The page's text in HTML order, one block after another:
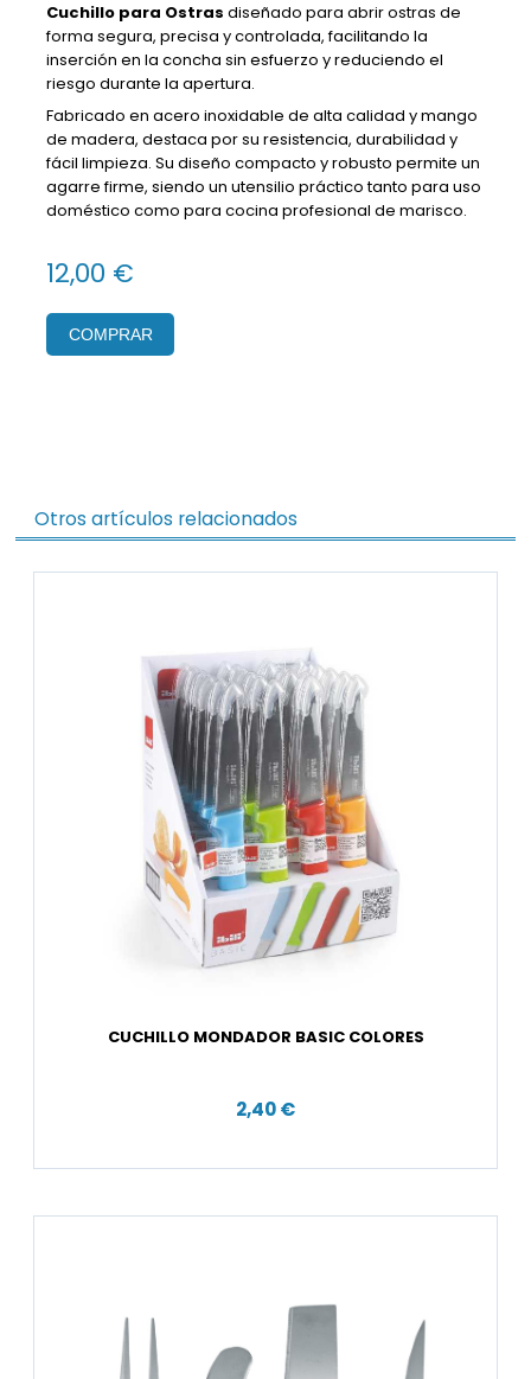
Cuchillo para Ostras diseñado para abrir ostras de
forma segura, precisa y controlada, facilitando la
inserción en la concha sin esfuerzo y reduciendo el
riesgo durante la apertura.
Fabricado en acero inoxidable de alta calidad y mango
de madera, destaca por su resistencia, durabilidad y
fácil limpieza. Su diseño compacto y robusto permite un
agarre firme, siendo un utensilio práctico tanto para uso
doméstico como para cocina profesional de marisco.
12,00 €
COMPRAR
Otros artículos relacionados
CUCHILLO MONDADOR BASIC COLORES
2,40 €